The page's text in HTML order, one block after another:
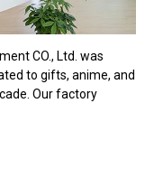
CO., Ltd. was
to gifts, anime, and
Our factory